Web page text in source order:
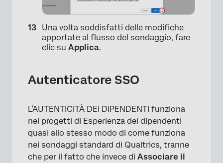
Una volta soddisfatti delle modifiche
apportate al flusso del sondaggio, fare
clic su Applica.
Autenticatore SSO
L’AUTENTICITÀ DEI DIPENDENTI funziona
nei progetti di Esperienza dei dipendenti
quasi allo stesso modo di come funziona
nei sondaggi standard di Qualtrics, tranne
che per il fatto che invece di Associare il